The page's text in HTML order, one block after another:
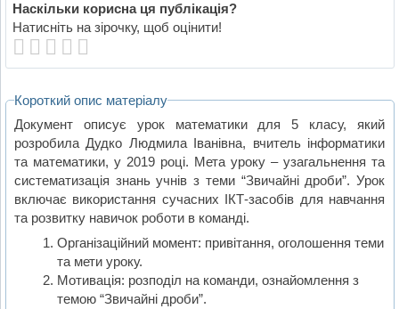
Наскільки корисна ця публікація?
Натисніть на зірочку, щоб оцінити!
Короткий опис матеріалу
Документ описує урок математики для 5 класу, який
розробила Дудко Людмила Іванівна, вчитель інформатики
та математики, у 2019 році. Мета уроку – узагальнення та
систематизація знань учнів з теми “Звичайні дроби”. Урок
включає використання сучасних ІКТ-засобів для навчання
та розвитку навичок роботи в команді.
Організаційний момент: привітання, оголошення теми
та мети уроку.
Мотивація: розподіл на команди, ознайомлення з
темою “Звичайні дроби”.